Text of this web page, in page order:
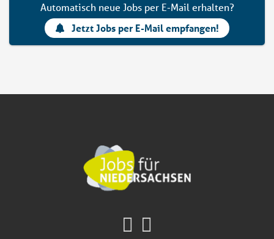
Automatisch neue Jobs per E-Mail erhalten?
Jetzt Jobs per E-Mail empfangen!